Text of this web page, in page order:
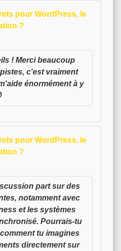
pour WordPress, le
?
! Merci beaucoup
c'est vraiment
énormément à y
pour WordPress, le
?
part sur des
notamment avec
et les systèmes
Pourrais-tu
tu imagines
directement sur